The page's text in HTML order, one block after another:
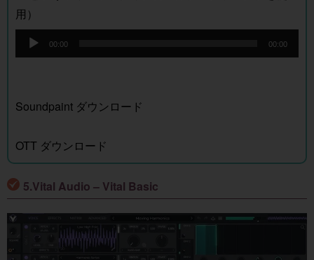
用）
音
ー
ー
00:00 00:00
Soundpaint ダウンロード
OTT ダウンロード
5.Vital Audio – Vital Basic